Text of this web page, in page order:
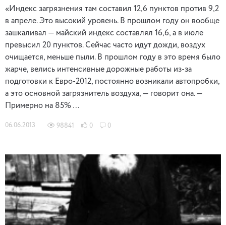
«Индекс загрязнения там составил 12,6 пунктов против 9,2
в апреле. Это высокий уровень. В прошлом году он вообще
зашкаливал — майский индекс составлял 16,6, а в июле
превысил 20 пунктов. Сейчас часто идут дожди, воздух
очищается, меньше пыли. В прошлом году в это время было
жарче, велись интенсивные дорожные работы из-за
подготовки к Евро-2012, постоянно возникали автопробки,
а это основной загрязнитель воздуха, — говорит она. —
Примерно на 85% …
06.06.2013 98841 0 0